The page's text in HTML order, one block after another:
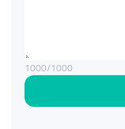
1000/1000